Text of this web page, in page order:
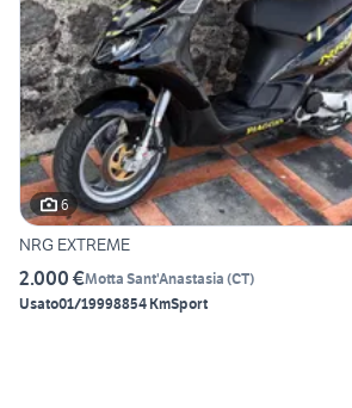
6
NRG EXTREME
2.000 €Motta Sant'Anastasia (CT)
Usato01/19998854 KmSport